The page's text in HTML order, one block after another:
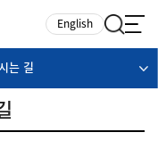
English
는 길